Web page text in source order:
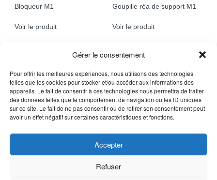
Gérer le consentement
Pour offrir les meilleures expériences, nous utilisons des technologies
telles que les cookies pour stocker et/ou accéder aux informations des
appareils. Le fait de consentir à ces technologies nous permettra de traiter
des données telles que le comportement de navigation ou les ID uniques
sur ce site. Le fait de ne pas consentir ou de retirer son consentement peut
avoir un effet négatif sur certaines caractéristiques et fonctions.
Accepter
Refuser
Bloqueur M1
Voir le produit
Goupille réa de support M1
Voir le produit
Roulement réa série M
Roulement réa de support
M1